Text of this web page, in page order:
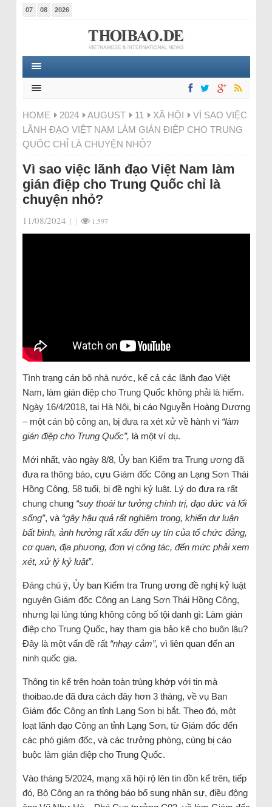
07 08 2026
HOME 2024 AUGUST 11 XÃ HỘI
VÌ SAO VIỆC
LÃNH ĐẠO VIỆT NAM LÀM GIÁN ĐIỆP CHO TRUNG
QUỐC CHỈ LÀ CHUYỆN NHỎ?
Vì sao việc lãnh đạo Việt Nam làm
gián điệp cho Trung Quốc chỉ là
chuyện nhỏ?
11/08/2024 | | 1.597
Tình trạng cán bộ nhà nước, kể cả các lãnh đạo Việt
Nam, làm gián điệp cho Trung Quốc không phải là hiếm.
Ngày 16/4/2018, tại Hà Nội, bị cáo Nguyễn Hoàng Dương
– một cán bộ công an, bị đưa ra xét xử về hành vi “làm
gián điệp cho Trung Quốc”, là một ví dụ.
Mới nhất, vào ngày 8/8, Ủy ban Kiểm tra Trung ương đã
đưa ra thông báo, cựu Giám đốc Công an Lạng Sơn Thái
Hồng Công, 58 tuổi, bị đề nghị kỷ luật. Lý do đưa ra rất
chung chung “suy thoái tư tưởng chính trị, đạo đức và lối
sống”, và “gây hậu quả rất nghiêm trọng, khiến dư luận
bất bình, ảnh hưởng rất xấu đến uy tín của tổ chức đảng,
cơ quan, địa phương, đơn vị công tác, đến mức phải xem
xét, xử lý kỷ luật”.
Đáng chú ý, Ủy ban Kiểm tra Trung ương đề nghị kỷ luật
nguyên Giám đốc Công an Lạng Sơn Thái Hồng Công,
nhưng lại lúng túng không công bố tội danh gì: Làm gián
điệp cho Trung Quốc, hay tham gia bảo kê cho buôn lậu?
Đây là một vấn đề rất “nhạy cảm”, vì liên quan đến an
ninh quốc gia.
Thông tin kể trên hoàn toàn trùng khớp với tin mà
thoibao.de đã đưa cách đây hơn 3 tháng, về vụ Ban
Giám đốc Công an tỉnh Lạng Sơn bị bắt. Theo đó, một
loạt lãnh đạo Công an tỉnh Lạng Sơn, từ Giám đốc đến
các phó giám đốc, và các trưởng phòng, cùng bị cáo
buộc làm gián điệp cho Trung Quốc.
Vào tháng 5/2024, mạng xã hội rộ lên tin đồn kể trên, tiếp
đó, Bộ Công an ra thông báo bổ sung nhân sự, điều động